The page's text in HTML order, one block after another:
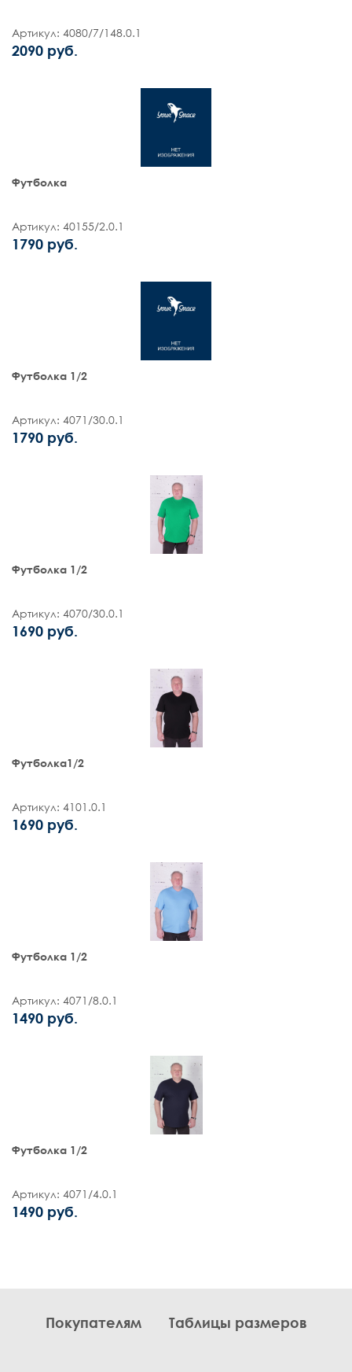
Артикул: 4080/7/148.0.1
2090 руб.
Футболка
Артикул: 40155/2.0.1
1790 руб.
Футболка 1/2
Артикул: 4071/30.0.1
1790 руб.
Футболка 1/2
Артикул: 4070/30.0.1
1690 руб.
Футболка1/2
Артикул: 4101.0.1
1690 руб.
Футболка 1/2
Артикул: 4071/8.0.1
1490 руб.
Футболка 1/2
Артикул: 4071/4.0.1
1490 руб.
Покупателям Таблицы размеров